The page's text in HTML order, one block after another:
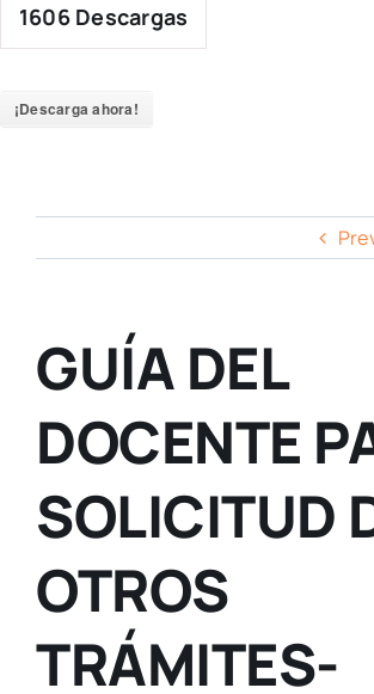
1606Descargas
¡Descarga ahora!
GUÍA DEL
DOCENTE
SOLICITUD
OTROS
TRÁMITES-